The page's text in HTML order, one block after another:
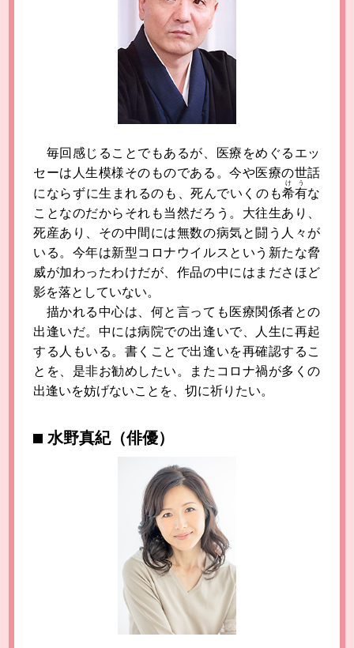
毎回感じることでもあるが、医療をめぐるエッ
セーは人生模様そのものである。今や医療の世話
にならずに生まれるのも、死んでいくのも希有
けう
な
ことなのだからそれも当然だろう。大往生あり、
死産あり、その中間には無数の病気と闘う人々が
いる。今年は新型コロナウイルスという新たな脅
威が加わったわけだが、作品の中にはまださほど
影を落としていない。
描かれる中心は、何と言っても医療関係者との
出逢いだ。中には病院での出逢いで、人生に再起
する人もいる。書くことで出逢いを再確認するこ
とを、是非お勧めしたい。またコロナ禍が多くの
出逢いを妨げないことを、切に祈りたい。
水野真紀（俳優）